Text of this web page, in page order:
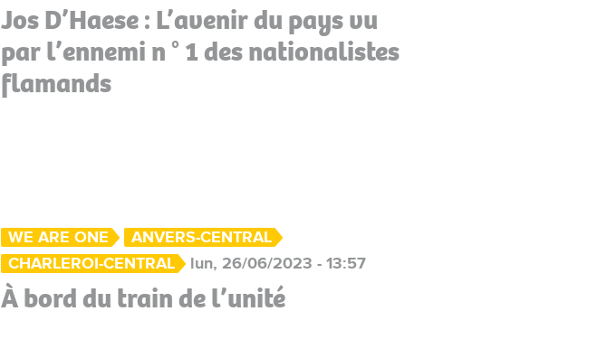
Jos D’Haese : L’avenir du pays vu
par l’ennemi n ° 1 des nationalistes
flamands
WE ARE ONE
ANVERS-CENTRAL
CHARLEROI-CENTRAL
lun, 26/06/2023 - 13:57
À bord du train de l’unité